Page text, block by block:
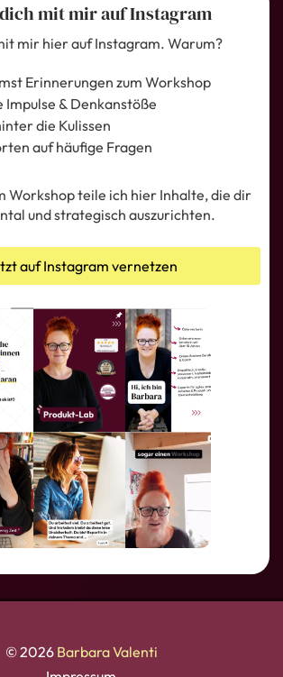
mit mir auf Instagram
mir hier auf Instagram. Warum?
Erinnerungen zum Workshop
Impulse & Denkanstöße
die Kulissen
auf häufige Fragen
Workshop teile ich hier Inhalte, die dir
und strategisch auszurichten.
auf Instagram vernetzen
© 2026 Barbara Valenti